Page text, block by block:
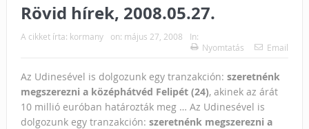
Rövid hírek, 2008.05.27.
A cikket írta: kormany on: május 27, 2008
In:
Nyomtatás
Email
Az Udinesével is dolgozunk egy tranzakción: szeretnénk
megszerezni a középhátvéd Felipét (24), akinek az árát
10 millió euróban határozták meg … Az Udinesével is
dolgozunk egy tranzakción: szeretnénk megszerezni a